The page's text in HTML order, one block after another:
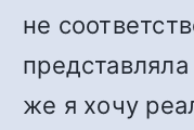
не
же я хочу